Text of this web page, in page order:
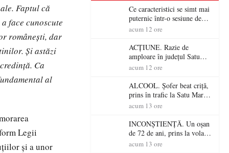
Faptul că
face cunoscute
românești, dar
Și astăzi
Ca
al
Legii
și a unor
Ce caracteristici se simt mai
puternic într-o sesiune de
distracție la sloturi online:
RTP?
acum 12 ore
ACȚIUNE. Razie de
amploare în județul Satu
Mare! Polițiștii au dat sute
șoferi fără permis într-o
singură zi
acum 12 ore
ALCOOL. Șofer beat criță,
prins în trafic la Satu Mare!
Alcoolemie uriașă
acum 13 ore
INCONȘTIENȚĂ. Un oșan
de 72 de ani, prins la volan
fără permis! Polițiștii l-au
acum 13 ore